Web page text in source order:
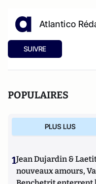
Atlantico
SUIVRE
POPULAIRES
PLUS LUS
1Jean Dujardin &
nouveaux amours,